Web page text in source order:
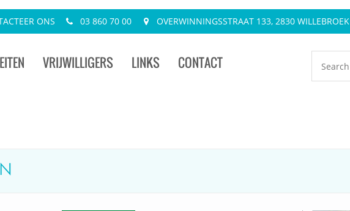
ONS 03 860 70 00 OVERWINNINGSSTRAAT 133, 2830 WILLEBROEK
VRIJWILLIGERS LINKS CONTACT